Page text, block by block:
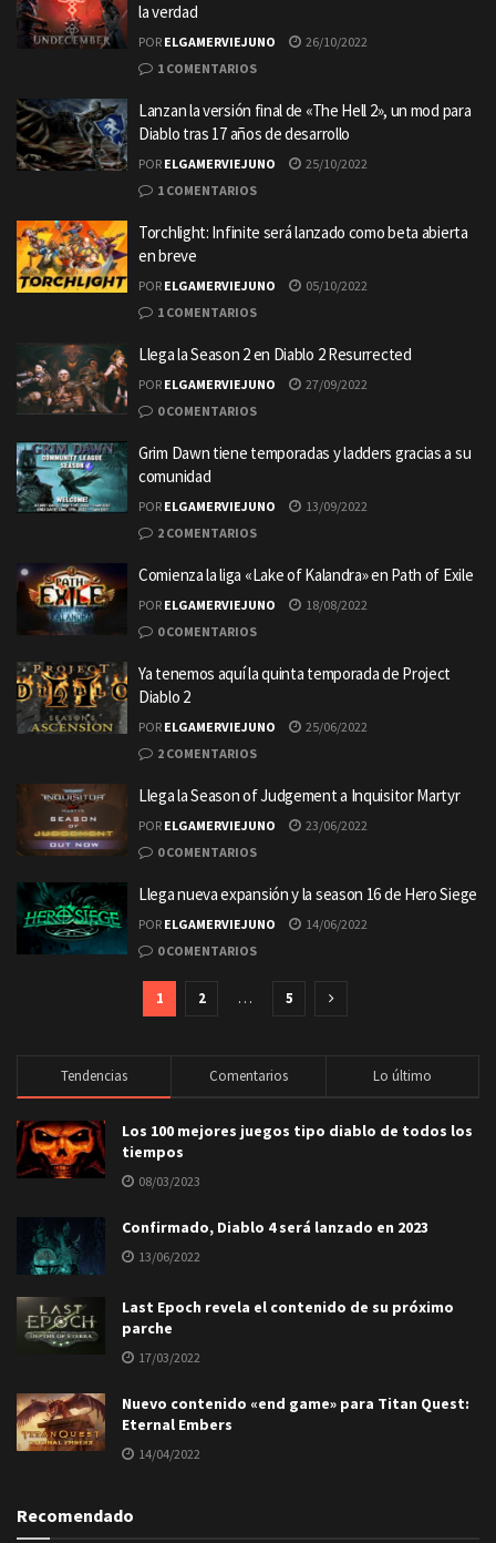
la verdad
POR ELGAMERVIEJUNO
26/10/2022
1 COMENTARIOS
Lanzan la versión final de «The Hell 2», un mod para
Diablo tras 17 años de desarrollo
POR ELGAMERVIEJUNO
25/10/2022
1 COMENTARIOS
Torchlight: Infinite será lanzado como beta abierta
en breve
POR ELGAMERVIEJUNO
05/10/2022
1 COMENTARIOS
Llega la Season 2 en Diablo 2 Resurrected
POR ELGAMERVIEJUNO
27/09/2022
0 COMENTARIOS
Grim Dawn tiene temporadas y ladders gracias a su
comunidad
POR ELGAMERVIEJUNO
13/09/2022
2 COMENTARIOS
Comienza la liga «Lake of Kalandra» en Path of Exile
POR ELGAMERVIEJUNO
18/08/2022
0 COMENTARIOS
Ya tenemos aquí la quinta temporada de Project
Diablo 2
POR ELGAMERVIEJUNO
25/06/2022
2 COMENTARIOS
Llega la Season of Judgement a Inquisitor Martyr
POR ELGAMERVIEJUNO
23/06/2022
0 COMENTARIOS
Llega nueva expansión y la season 16 de Hero Siege
POR ELGAMERVIEJUNO
14/06/2022
0 COMENTARIOS
1 2 … 5
Tendencias Comentarios Lo último
Los 100 mejores juegos tipo diablo de todos los
tiempos
08/03/2023
Confirmado, Diablo 4 será lanzado en 2023
13/06/2022
Last Epoch revela el contenido de su próximo
parche
17/03/2022
Nuevo contenido «end game» para Titan Quest:
Eternal Embers
14/04/2022
Recomendado